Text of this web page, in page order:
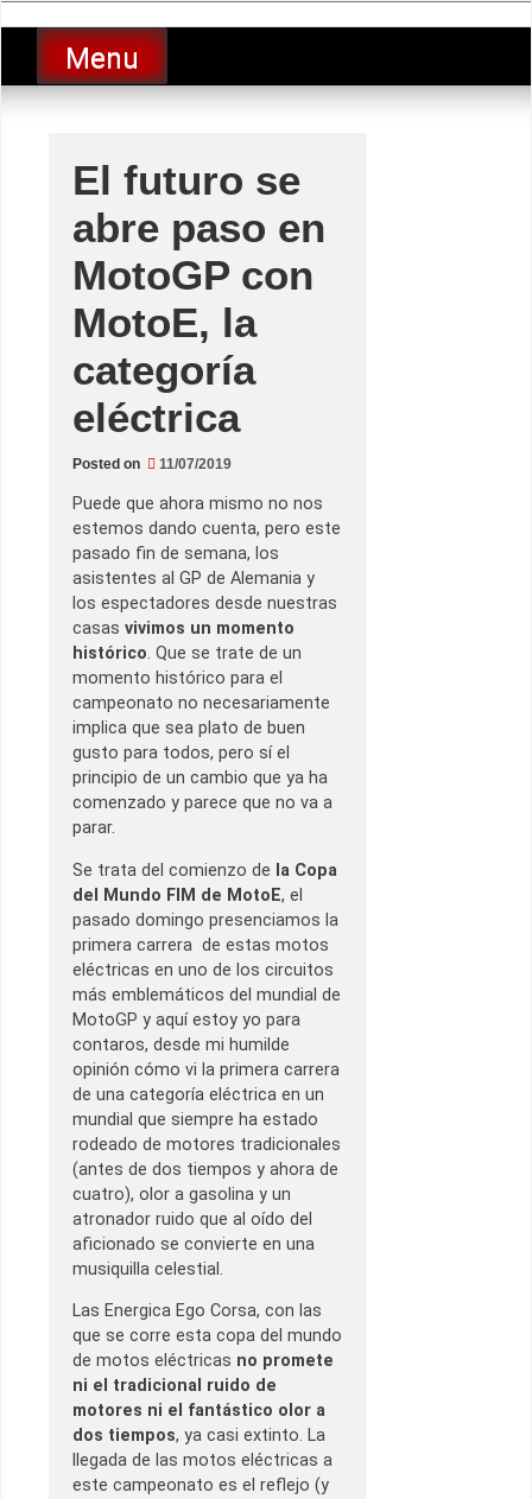
to
contentLucio Lopez GP
luciolopezgp
Menu
El futuro se
abre paso en
MotoGP con
MotoE, la
categoría
eléctrica
Posted on 11/07/2019
Puede que ahora mismo no nos
estemos dando cuenta, pero este
pasado fin de semana, los
asistentes al GP de Alemania y
los espectadores desde nuestras
casas vivimos un momento
histórico. Que se trate de un
momento histórico para el
campeonato no necesariamente
implica que sea plato de buen
gusto para todos, pero sí el
principio de un cambio que ya ha
comenzado y parece que no va a
parar.
Se trata del comienzo de la Copa
del Mundo FIM de MotoE, el
pasado domingo presenciamos la
primera carrera de estas motos
eléctricas en uno de los circuitos
más emblemáticos del mundial de
MotoGP y aquí estoy yo para
contaros, desde mi humilde
opinión cómo vi la primera carrera
de una categoría eléctrica en un
mundial que siempre ha estado
rodeado de motores tradicionales
(antes de dos tiempos y ahora de
cuatro), olor a gasolina y un
atronador ruido que al oído del
aficionado se convierte en una
musiquilla celestial.
Las Energica Ego Corsa, con las
que se corre esta copa del mundo
de motos eléctricas no promete
ni el tradicional ruido de
motores ni el fantástico olor a
dos tiempos, ya casi extinto. La
llegada de las motos eléctricas a
este campeonato es el reflejo (y